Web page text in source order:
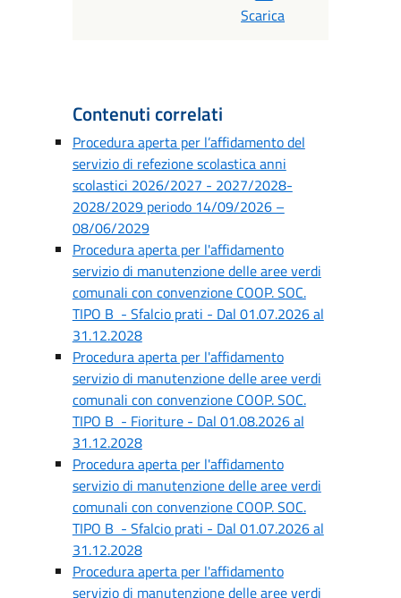
Scarica
Contenuti correlati
Procedura aperta per l’affidamento del
servizio di refezione scolastica anni
scolastici 2026/2027 - 2027/2028-
2028/2029 periodo 14/09/2026 –
08/06/2029
Procedura aperta per l'affidamento
servizio di manutenzione delle aree verdi
comunali con convenzione COOP. SOC.
TIPO B - Sfalcio prati - Dal 01.07.2026 al
31.12.2028
Procedura aperta per l'affidamento
servizio di manutenzione delle aree verdi
comunali con convenzione COOP. SOC.
TIPO B - Fioriture - Dal 01.08.2026 al
31.12.2028
Procedura aperta per l'affidamento
servizio di manutenzione delle aree verdi
comunali con convenzione COOP. SOC.
TIPO B - Sfalcio prati - Dal 01.07.2026 al
31.12.2028
Procedura aperta per l'affidamento
servizio di manutenzione delle aree verdi